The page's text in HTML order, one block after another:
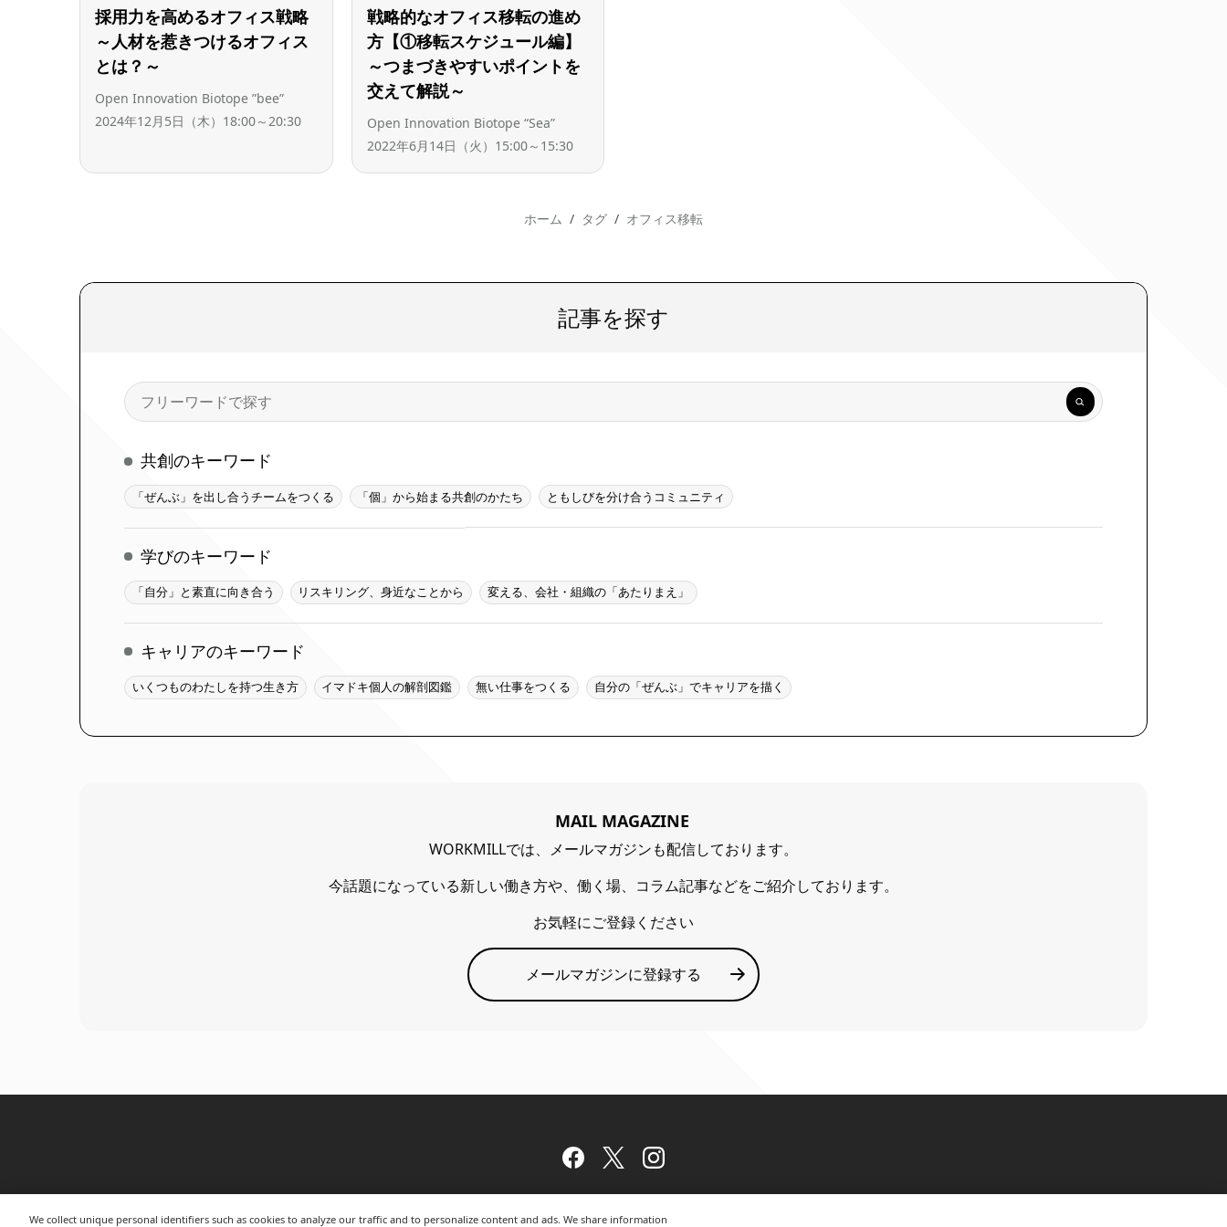
採用力を高めるオフィス戦略
～人材を惹きつけるオフィス
とは？～
Open Innovation Biotope ”bee”
2024年12月5日（木）18:00～20:30
戦略的なオフィス移転の進め
方【①移転スケジュール編】
～つまづきやすいポイントを
交えて解説～
Open Innovation Biotope “Sea”
2022年6月14日（火）15:00～15:30
ホーム タグ オフィス移転
記事を探す
検
索
共創のキーワード
「ぜんぶ」を出し合うチームをつくる 「個」から始まる共創のかたち ともしびを分け合うコミュニティ
学びのキーワード
「自分」と素直に向き合う リスキリング、身近なことから 変える、会社・組織の「あたりまえ」
キャリアのキーワード
いくつものわたしを持つ生き方 イマドキ個人の解剖図鑑 無い仕事をつくる 自分の「ぜんぶ」でキャリアを描く
MAIL MAGAZINE
WORKMILLでは、メールマガジンも配信しております。
今話題になっている新しい働き方や、働く場、コラム記事などをご紹介しております。
お気軽にご登録ください
メールマガジンに登録する
Facebook
TwitterInstagram
We collect unique personal identifiers such as cookies to analyze our traffic and to personalize content and ads. We share information